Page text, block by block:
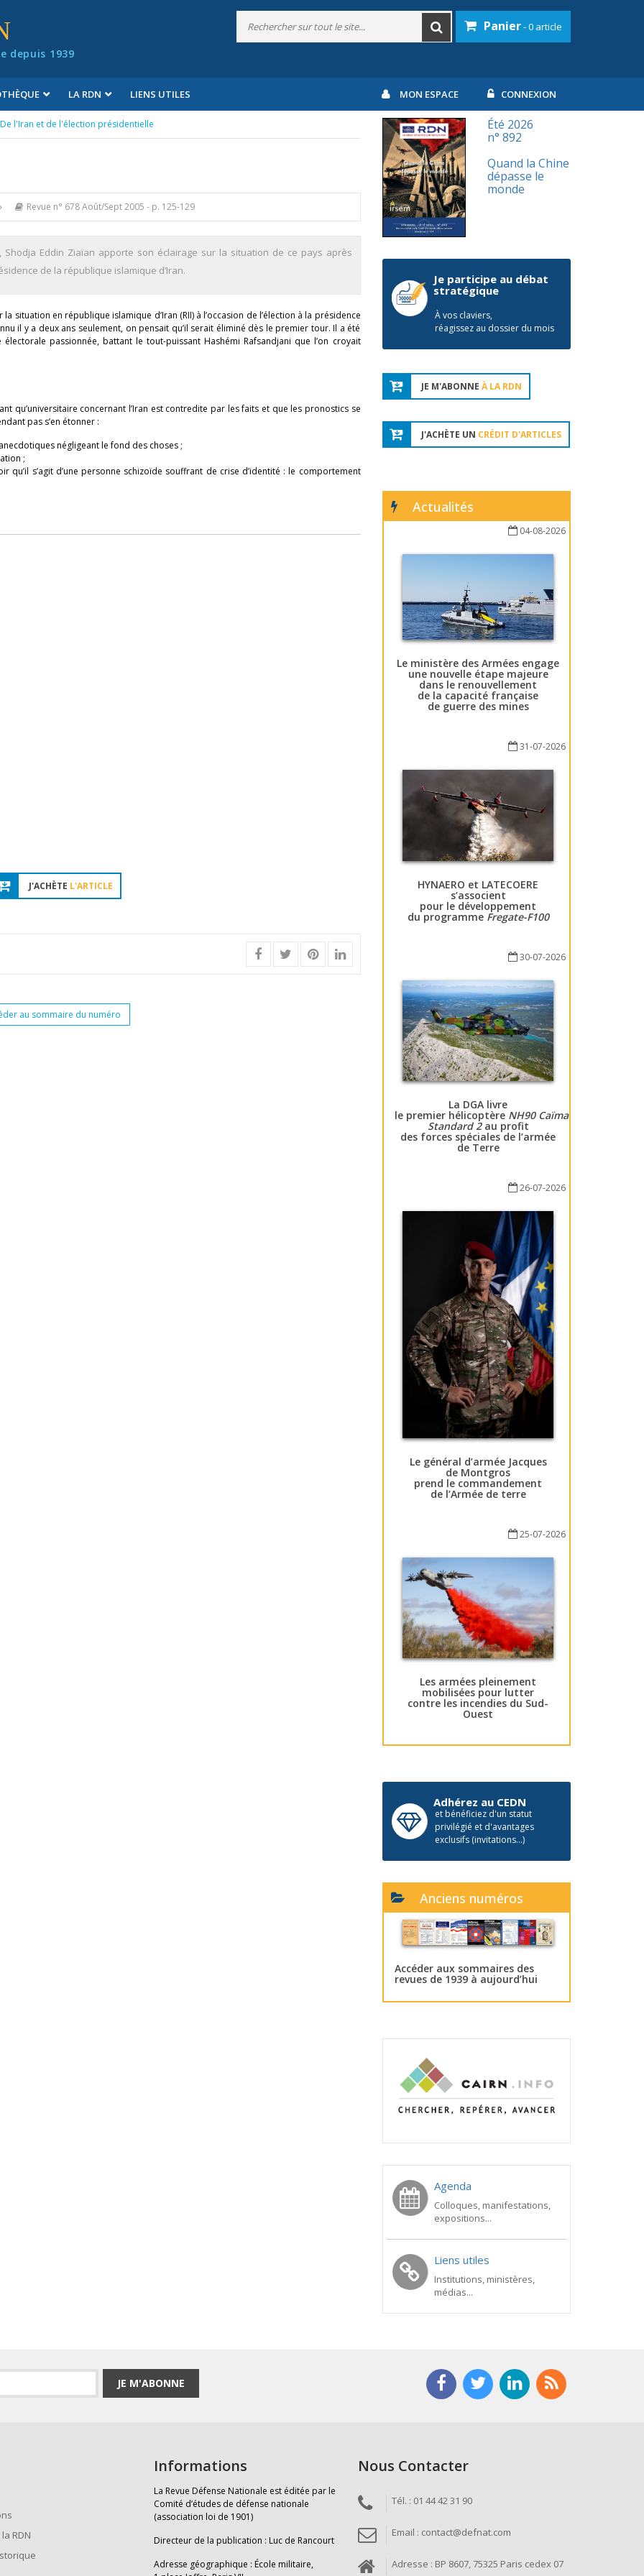
depuis 1939
Panier- 0 article
LA RDN LIENS UTILES MON ESPACE CONNEXION
De l'Iran et de l'élection présidentielle
Revue n° 678 Août/Sept 2005 - p. 125-129
Shodja Eddin Ziaïan apporte son éclairage sur la situation de ce pays après
de la république islamique d’Iran.
situation en république islamique d’Iran (RII) à l’occasion de l’élection à la présidence
il y a deux ans seulement, on pensait qu’il serait éliminé dès le premier tour. Il a été
passionnée, battant le tout-puissant Hashémi Rafsandjani que l’on croyait
qu’universitaire concernant l’Iran est contredite par les faits et que les pronostics se
pas s’en étonner :
négligeant le fond des choses ;
;
qu’il s’agit d’une personne schizoïde souffrant de crise d’identité : le comportement
J'ACHÈTE L'ARTICLE
au sommaire du numéro
Été 2026
n° 892
Quand la Chine
dépasse le
monde
Je participe au débat
stratégique
À vos claviers,
réagissez au dossier du mois
JE M'ABONNE À LA RDN
J'ACHÈTE UN CRÉDIT D'ARTICLES
Actualités
04-08-2026
Le ministère des Armées engage
une nouvelle étape majeure
dans le renouvellement
de la capacité française
de guerre des mines
31-07-2026
HYNAERO et LATECOERE
s’associent
pour le développement
du programme Fregate-F100
30-07-2026
La DGA livre
le premier hélicoptère NH90 Caïman
Standard 2au profit
des forces spéciales de l’armée
de Terre
26-07-2026
Le général d’armée Jacques
de Montgros
prend le commandement
de l’Armée de terre
25-07-2026
Les armées pleinement
mobilisées pour lutter
contre les incendies du Sud-
Ouest
Adhérez au CEDN
et bénéficiez d'un statut
privilégié et d'avantages
exclusifs (invitations...)
Anciens numéros
Accéder aux sommaires des
revues de 1939 à aujourd’hui
Agenda
Colloques, manifestations,
expositions...
Liens utiles
Institutions, ministères,
médias...
JE M'ABONNE
RDN
Informations
La Revue Défense Nationale est éditée par le
Comité d’études de défense nationale
(association loi de 1901)
Directeur de la publication : Luc de Rancourt
Adresse géographique : École militaire,
Nous Contacter
Tél. : 01 44 42 31 90
Email : contact@defnat.com
Adresse : BP 8607, 75325 Paris cedex 07